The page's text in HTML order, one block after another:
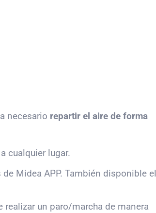
necesario repartir el aire de forma
cualquier lugar.
Midea APP. También disponible el
un paro/marcha de manera